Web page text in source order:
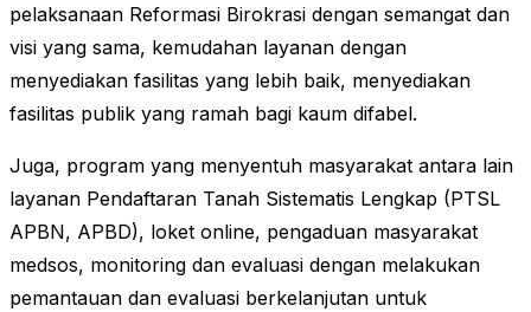
pelaksanaan Reformasi Birokrasi dengan semangat dan
visi yang sama, kemudahan layanan dengan
menyediakan fasilitas yang lebih baik, menyediakan
fasilitas publik yang ramah bagi kaum difabel.
Juga, program yang menyentuh masyarakat antara lain
layanan Pendaftaran Tanah Sistematis Lengkap (PTSL
APBN, APBD), loket online, pengaduan masyarakat
medsos, monitoring dan evaluasi dengan melakukan
pemantauan dan evaluasi berkelanjutan untuk